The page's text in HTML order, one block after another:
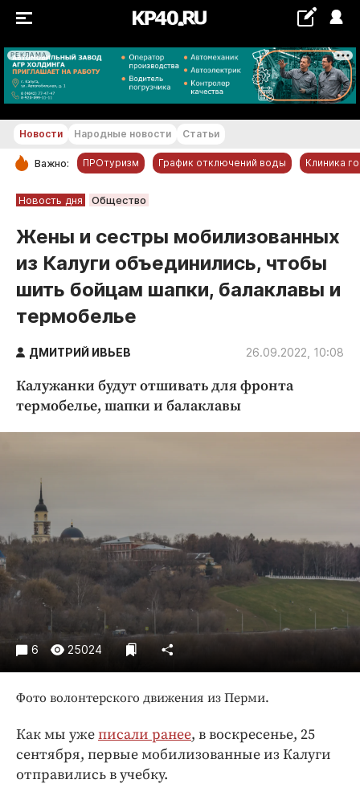
РЕКЛАМА
+26...+27 °С
РУБРИКИ
Новости компаний
Статьи
Народные новости
Авто и транспорт
Благоустройство
Культура
Недвижимость и ЖКХ
Происшествия
Экономика и бизнес
ПРОЕКТЫ
Блоги
Издания
Медиаперсона
Клиника года
Бренд года
Новости Народные новости Статьи
Важно: ПРОтуризм График отключений воды Клиника
Новость дня Общество
Жены и сестры мобилизованных
из Калуги объединились, чтобы
шить бойцам шапки, балаклавы и
термобелье
ДМИТРИЙ ИВЬЕВ 26.09.2022, 10:08
Калужанки будут отшивать для фронта
термобелье, шапки и балаклавы
6 25024
Фото волонтерского движения из Перми.
Как мы ужеписали ранее, в воскресенье, 25
сентября, первые мобилизованные из Калуги
отправились в учебку.